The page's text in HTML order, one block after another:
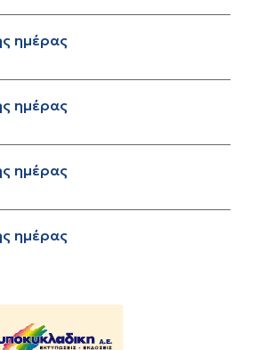
ημέρας
ημέρας
ημέρας
ημέρας